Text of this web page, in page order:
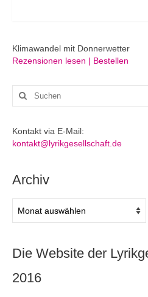
Klimawandel mit Donnerwetter
Rezensionen lesen | Bestellen
Suchen
nach:
Kontakt via E-Mail:
kontakt@lyrikgesellschaft.de
Archiv
Die Website der
2016